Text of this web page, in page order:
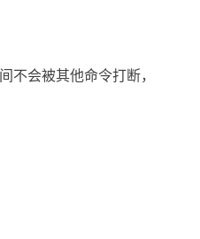
不会被其他命令打断，